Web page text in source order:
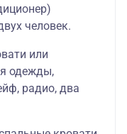
человек.
или
одежды,
радио, два